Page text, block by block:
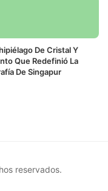
De Cristal Y
Que Redefinió La
De Singapur
reservados.